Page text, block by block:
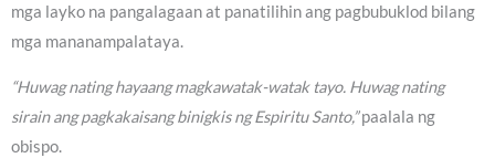
mga layko na pangalagaan at panatilihin ang pagbubuklod bilang
mga mananampalataya.
“Huwag nating hayaang magkawatak-watak tayo. Huwag nating
sirain ang pagkakaisang binigkis ng Espiritu Santo,”paalala ng
obispo.